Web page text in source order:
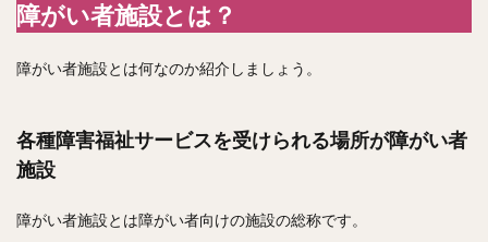
障がい者施設とは？
障がい者施設とは何なのか紹介しましょう。
各種障害福祉サービスを受けられる場所が障がい者
施設
障がい者施設とは障がい者向けの施設の総称です。